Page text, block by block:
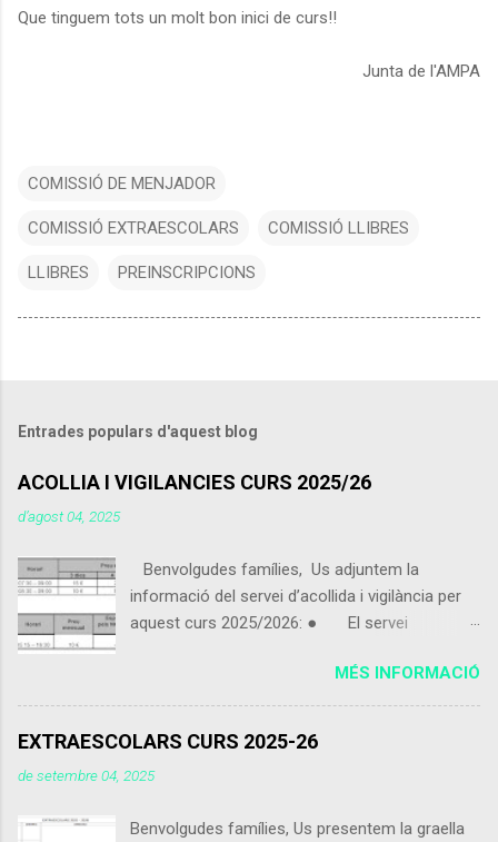
Que tinguem tots un molt bon inici de curs!!
Junta de l'AMPA
COMISSIÓ DE MENJADOR
COMISSIÓ EXTRAESCOLARS COMISSIÓ LLIBRES
LLIBRES PREINSCRIPCIONS
Entrades populars d'aquest blog
ACOLLIA I VIGILANCIES CURS 2025/26
d’agost 04, 2025
Benvolgudes famílies, Us adjuntem la
informació del servei d’acollida i vigilància per
aquest curs 2025/2026: ● El servei
setembre 2025. ● Els alumnes que vinguin
de 07:30 a 09:00 podran portar alguna cosa per
vigilància de dimecres 15:15 a 16:30 encara que
alumnes inscrits matí curt que vinguin abans de
MÉS INFORMACIÓ
EXTRAESCOLARS CURS 2025-26
de setembre 04, 2025
Benvolgudes famílies, Us presentem la graella